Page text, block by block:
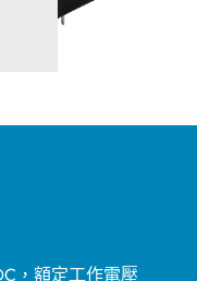
，額定工作電壓